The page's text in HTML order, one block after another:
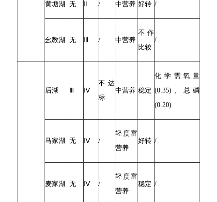
黄塘湖 无 / 中营养 好转 /
幺教湖 无 / 中营养
不作
比较
/
后湖 Ⅳ
不达
标
中营养 稳定
化学需氧量
(0.35)、总磷
(0.20)
马家湖 无 Ⅳ /
轻度富
营养
好转 /
麦家湖 无 Ⅳ /
轻度富
营养
稳定 /